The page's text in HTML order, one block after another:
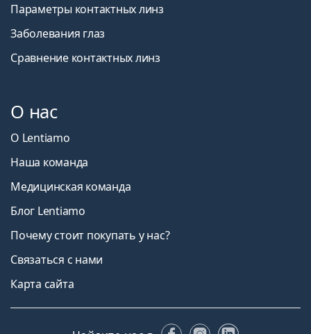
Параметры контактных линз
Заболевания глаз
Сравнение контактных линз
О нас
О Lentiamo
Наша команда
Медицинская команда
Блог Lentiamo
Почему стоит покупать у нас?
Связаться с нами
Карта сайта
FacebookInstagram
LinkedIn